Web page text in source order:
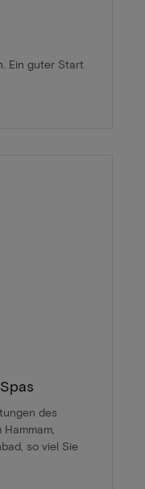
Ein guter Start
des
so viel Sie